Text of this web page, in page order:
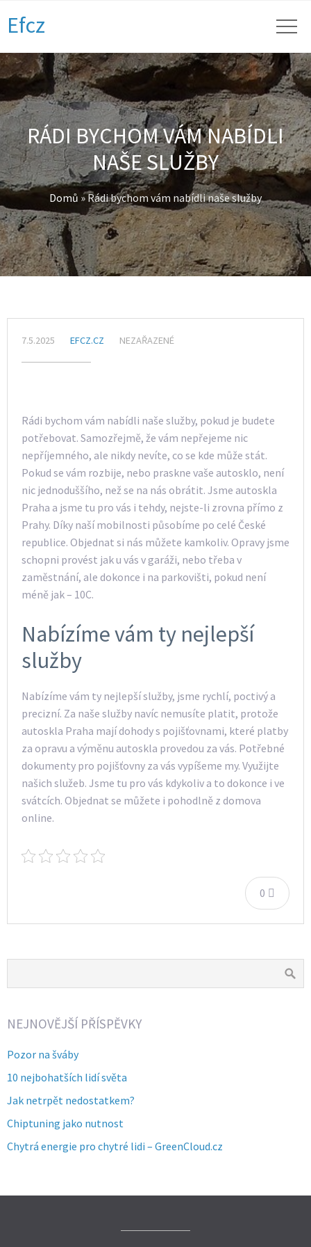
Efcz
RÁDI BYCHOM VÁM NABÍDLI
NAŠE SLUŽBY
Domů »Rádi bychom vám nabídli naše služby
7.5.2025 EFCZ.CZ NEZAŘAZENÉ
Rádi bychom vám nabídli naše služby, pokud je budete
potřebovat. Samozřejmě, že vám nepřejeme nic
nepříjemného, ale nikdy nevíte, co se kde může stát.
Pokud se vám rozbije, nebo praskne vaše autosklo, není
nic jednoduššího, než se na nás obrátit. Jsme autoskla
Praha a jsme tu pro vás i tehdy, nejste-li zrovna přímo z
Prahy. Díky naší mobilnosti působíme po celé České
republice. Objednat si nás můžete kamkoliv. Opravy jsme
schopni provést jak u vás v garáži, nebo třeba v
zaměstnání, ale dokonce i na parkovišti, pokud není
méně jak – 10C.
Nabízíme vám ty nejlepší
služby
Nabízíme vám ty nejlepší služby, jsme rychlí, poctivý a
precizní. Za naše služby navíc nemusíte platit, protože
autoskla Praha mají dohody s pojišťovnami, které platby
za opravu a výměnu autoskla provedou za vás. Potřebné
dokumenty pro pojišťovny za vás vypíšeme my. Využijte
našich služeb. Jsme tu pro vás kdykoliv a to dokonce i ve
svátcích. Objednat se můžete i pohodlně z domova
online.
0
NEJNOVĚJŠÍ PŘÍSPĚVKY
Pozor na šváby
10 nejbohatších lidí světa
Jak netrpět nedostatkem?
Chiptuning jako nutnost
Chytrá energie pro chytré lidi – GreenCloud.cz